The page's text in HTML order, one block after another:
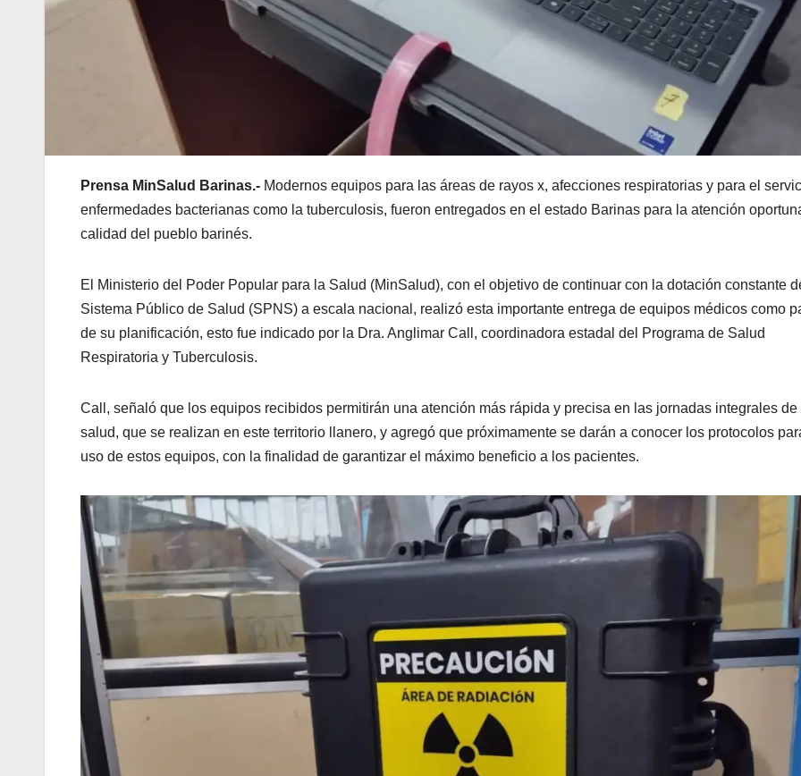
Prensa MinSalud Barinas.- Modernos equipos para las áreas de rayos x, afecciones respiratorias y para el
enfermedades bacterianas como la tuberculosis, fueron entregados en el estado Barinas para la atención
calidad del pueblo barinés.
El Ministerio del Poder Popular para la Salud (MinSalud), con el objetivo de continuar con la dotación constante
Sistema Público de Salud (SPNS) a escala nacional, realizó esta importante entrega de equipos médicos como
de su planificación, esto fue indicado por la Dra. Anglimar Call, coordinadora estadal del Programa de Salud
Respiratoria y Tuberculosis.
Call, señaló que los equipos recibidos permitirán una atención más rápida y precisa en las jornadas integrales de
salud, que se realizan en este territorio llanero, y agregó que próximamente se darán a conocer los protocolos
uso de estos equipos, con la finalidad de garantizar el máximo beneficio a los pacientes.